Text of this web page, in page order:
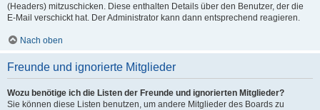
(Headers) mitzuschicken. Diese enthalten Details über den Benutzer, der die
E-Mail verschickt hat. Der Administrator kann dann entsprechend reagieren.
Nach oben
Freunde und ignorierte Mitglieder
Wozu benötige ich die Listen der Freunde und ignorierten Mitglieder?
Sie können diese Listen benutzen, um andere Mitglieder des Boards zu